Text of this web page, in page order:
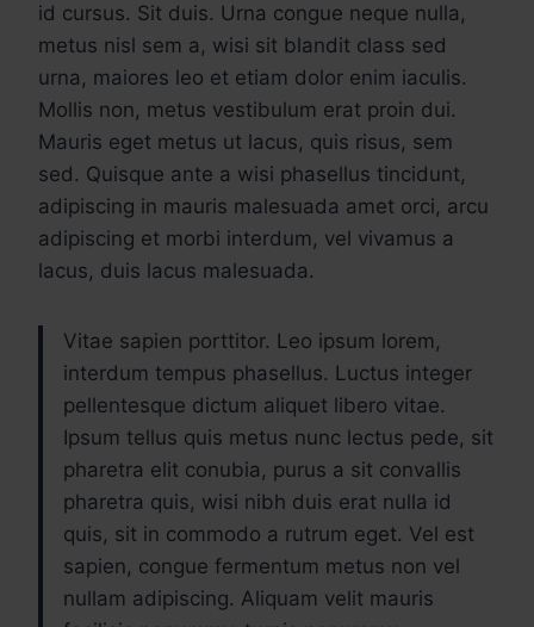
id cursus. Sit duis. Urna congue neque nulla,
metus nisl sem a, wisi sit blandit class sed
urna, maiores leo et etiam dolor enim iaculis.
Mollis non, metus vestibulum erat proin dui.
Mauris eget metus ut lacus, quis risus, sem
sed. Quisque ante a wisi phasellus tincidunt,
adipiscing in mauris malesuada amet orci, arcu
adipiscing et morbi interdum, vel vivamus a
lacus, duis lacus malesuada.
Vitae sapien porttitor. Leo ipsum lorem,
interdum tempus phasellus. Luctus integer
pellentesque dictum aliquet libero vitae.
Ipsum tellus quis metus nunc lectus pede, sit
pharetra elit conubia, purus a sit convallis
pharetra quis, wisi nibh duis erat nulla id
quis, sit in commodo a rutrum eget. Vel est
sapien, congue fermentum metus non vel
nullam adipiscing. Aliquam velit mauris